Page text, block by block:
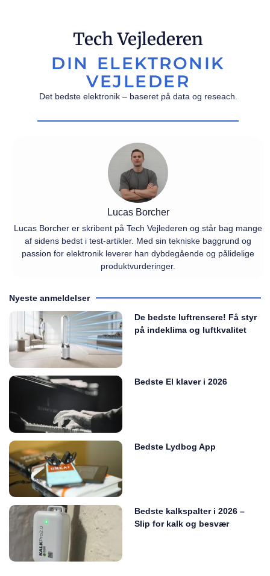
Tech Vejlederen
DIN ELEKTRONIK
VEJLEDER
Det bedste elektronik – baseret på data og reseach.
Lucas Borcher
Lucas Borcher er skribent på Tech Vejlederen og står bag mange
af sidens bedst i test-artikler. Med sin tekniske baggrund og
passion for elektronik leverer han dybdegående og pålidelige
produktvurderinger.
Nyeste anmeldelser
De bedste luftrensere! Få styr
på indeklima og luftkvalitet
Bedste El klaver i 2026
Bedste Lydbog App
Bedste kalkspalter i 2026 –
Slip for kalk og besvær